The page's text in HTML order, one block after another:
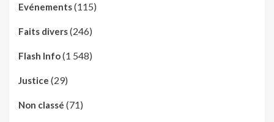
Evénements(115)
Faits divers(246)
Flash Info(1 548)
Justice (29)
Non classé (71)